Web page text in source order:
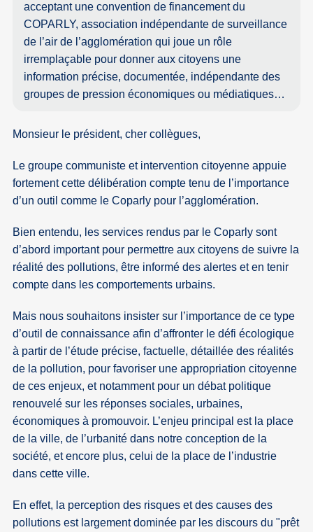
acceptant une convention de financement du
COPARLY, association indépendante de surveillance
de l’air de l’agglomération qui joue un rôle
irremplaçable pour donner aux citoyens une
information précise, documentée, indépendante des
groupes de pression économiques ou médiatiques…
Monsieur le président, cher collègues,
Le groupe communiste et intervention citoyenne appuie
fortement cette délibération compte tenu de l’importance
d’un outil comme le Coparly pour l’agglomération.
Bien entendu, les services rendus par le Coparly sont
d’abord important pour permettre aux citoyens de suivre la
réalité des pollutions, être informé des alertes et en tenir
compte dans les comportements urbains.
Mais nous souhaitons insister sur l’importance de ce type
d’outil de connaissance afin d’affronter le défi écologique
à partir de l’étude précise, factuelle, détaillée des réalités
de la pollution, pour favoriser une appropriation citoyenne
de ces enjeux, et notamment pour un débat politique
renouvelé sur les réponses sociales, urbaines,
économiques à promouvoir. L’enjeu principal est la place
de la ville, de l’urbanité dans notre conception de la
société, et encore plus, celui de la place de l’industrie
dans cette ville.
En effet, la perception des risques et des causes des
pollutions est largement dominée par les discours du "prêt